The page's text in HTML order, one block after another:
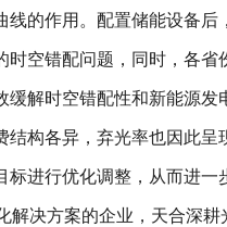
的作用。配置储能设备
空错配问题，同时，各
解时空错配性和新能源
构各异，弃光率也因此
进行优化调整，从而进一
解决方案的企业，天合深